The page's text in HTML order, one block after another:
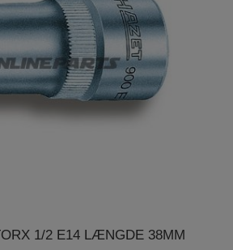
1/2 E14 LÆNGDE 38MM